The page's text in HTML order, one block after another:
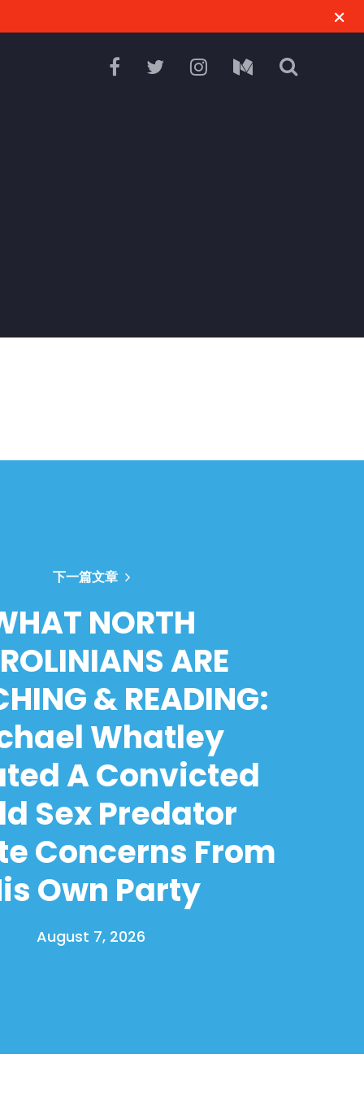
下一篇文章
NORTH
ARE
& READING:
Whatley
A Convicted
Sex Predator
Concerns From
Own Party
August 7, 2026